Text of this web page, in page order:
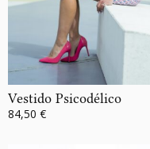
Vestido Psicodélico
84,50 €